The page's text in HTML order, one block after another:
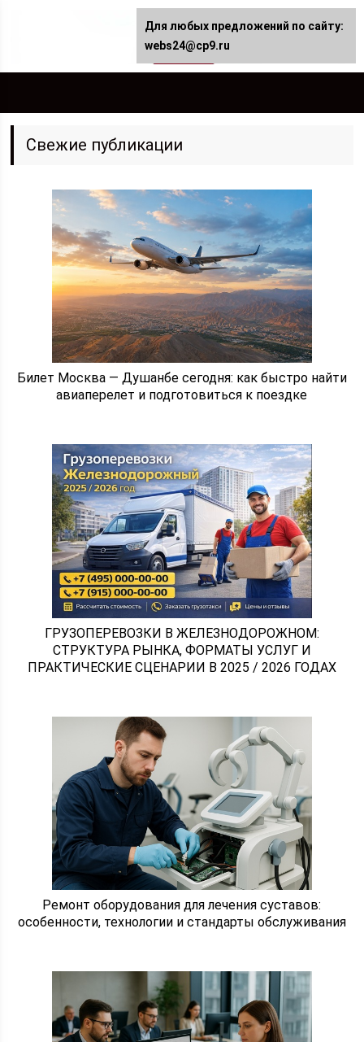
Свежие публикации
Билет Москва — Душанбе сегодня: как быстро найти
авиаперелет и подготовиться к поездке
ГРУЗОПЕРЕВОЗКИ В ЖЕЛЕЗНОДОРОЖНОМ:
СТРУКТУРА РЫНКА, ФОРМАТЫ УСЛУГ И
ПРАКТИЧЕСКИЕ СЦЕНАРИИ В 2025 / 2026 ГОДАХ
Ремонт оборудования для лечения суставов:
особенности, технологии и стандарты обслуживания
Для любых предложений по сайту:
webs24@cp9.ru